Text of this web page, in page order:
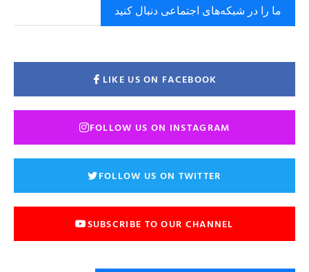
ما را در شبکه‌های اجتماعی دنبال کنید
LIKE US ON FACEBOOK
FOLLOW US ON INSTAGRAM
FOLLOW US ON TWITTER
SUBSCRIBE TO OUR CHANNEL